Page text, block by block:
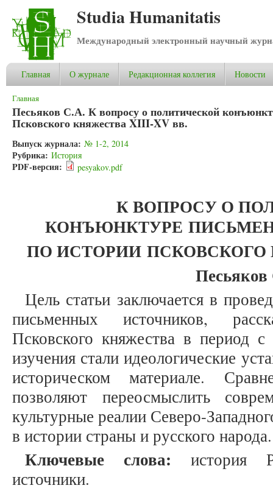
Studia Humanitatis
Международный электронный научный
Главная О журнале Редакционная коллегия Новости
Вы здесь
Главная
Песьяков С.А. К вопросу о политической
Псковского княжества XIII-XV вв.
Выпуск журнала: № 1-2, 2014
Рубрика: История
PDF-версия: pesyakov.pdf
К ВОПРОСУ О
КОНЪЮНКТУРЕ
ПО ИСТОРИИ ПСКОВСКОГО
Цель статьи заключается в
письменных источников,
Псковского княжества в
изучения стали идеологические
историческом материале.
позволяют переосмыслить
культурные реалии Северо-
в истории страны и русского
Ключевые слова: история
источники.